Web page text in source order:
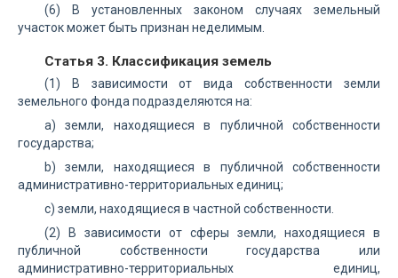
(6) В установленных законом случаях земельный
участок может быть признан неделимым.
Статья 3. Классификация земель
(1) В зависимости от вида собственности земли
земельного фонда подразделяются на:
а) земли, находящиеся в публичной собственности
государства;
b) земли, находящиеся в публичной собственности
административно-территориальных единиц;
с) земли, находящиеся в частной собственности.
(2) В зависимости от сферы земли, находящиеся в
публичной собственности государства или
административно-территориальных единиц,